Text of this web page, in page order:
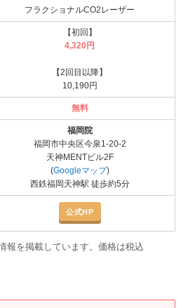
フラクショナルCO2レーザー
【初回】
4,320円
【2回目以降】
10,190円
無料
福岡院
福岡市中央区今泉1-20-2
天神MENTビル2F
(Googleマップ)
西鉄福岡天神駅 徒歩約5分
公式HP
報を掲載しています。価格は税込